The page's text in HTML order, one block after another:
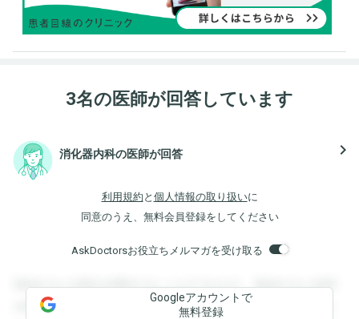
3名の医師が回答しています
消化器内科の医師が回答 navigate_next
利用規約 と 個人情報の取り扱いに
同意のうえ、無料会員登録をしてください
AskDoctorsお役立ちメルマガを受け取る
登録すると回答を閲覧することができます。登録すると回答
を閲覧することができます。登録すると回答を閲覧すること
Googleアカウントで
無料登録